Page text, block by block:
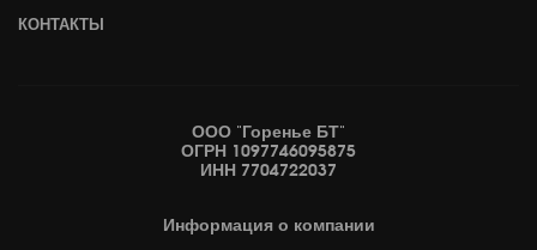
КОНТАКТЫ
ООО "Горенье БТ"
ОГРН 1097746095875
ИНН 7704722037
Информация о компании